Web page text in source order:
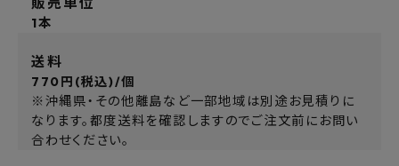
1本
送料
770円(税込)/個
※沖縄県・その他離島など一部地域は別途お見積りに
なります。都度送料を確認しますのでご注文前にお問い
合わせください。